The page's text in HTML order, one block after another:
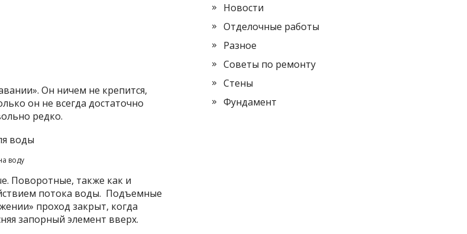
Он ничем не крепится,
он не всегда достаточно
редко.
воду
Поворотные, также как и
потока воды. Подъемные
проход закрыт, когда
запорный элемент вверх.
Новости
Отделочные работы
Разное
Советы по ремонту
Стены
Фундамент